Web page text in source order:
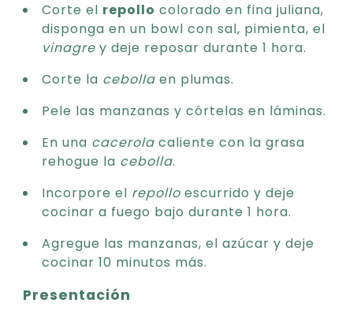
Corte el repollo colorado en fina juliana,
disponga en un bowl con sal, pimienta, el
vinagre y deje reposar durante 1 hora.
Corte la cebolla en plumas.
Pele las manzanas y córtelas en láminas.
En una cacerola caliente con la grasa
rehogue la cebolla.
Incorpore el repollo escurrido y deje
cocinar a fuego bajo durante 1 hora.
Agregue las manzanas, el azúcar y deje
cocinar 10 minutos más.
Presentación